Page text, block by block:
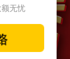
额无忧